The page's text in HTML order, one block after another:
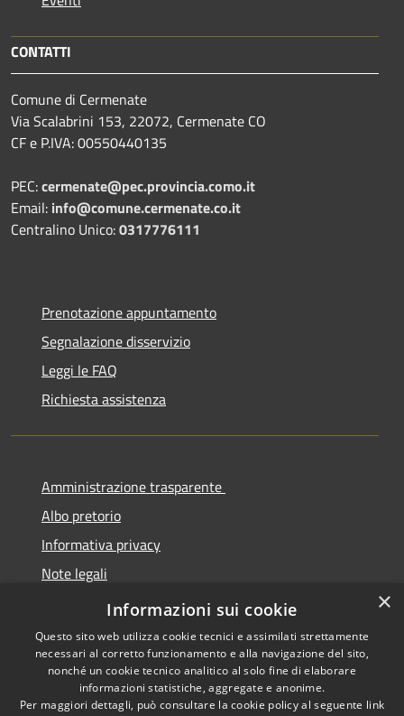
CONTATTI
Comune di Cermenate
Via Scalabrini 153, 22072, Cermenate CO
CF e P.IVA: 00550440135
PEC:cermenate@pec.provincia.como.it
Email: info@comune.cermenate.co.it
Centralino Unico:0317776111
Prenotazione appuntamento
Segnalazione disservizio
Leggi le FAQ
Richiesta assistenza
Amministrazione trasparente
Albo pretorio
Informativa privacy
Note legali
Dichiarazione di accessibilità
Copyright © 2026 • Comune di
×
Informazioni sui cookie
Questo sito web utilizza cookie tecnici e assimilati strettamente
necessari al corretto funzionamento e alla navigazione del sito,
nonché un cookie tecnico analitico al solo fine di elaborare
informazioni statistiche, aggregate e anonime.
Per maggiori dettagli, può consultare la cookie policy al seguente link